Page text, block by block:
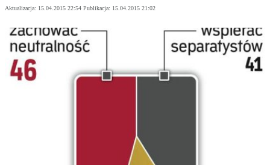
Aktualizacja: 15.04.2015 22:54 Publikacja: 15.04.2015 21:02